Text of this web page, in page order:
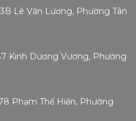
Lê Văn Lương, Phường Tân
Kinh Dương Vương, Phường
Phạm Thế Hiển, Phường